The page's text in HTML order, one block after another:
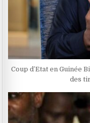
Coup d’Etat en Guinée
des